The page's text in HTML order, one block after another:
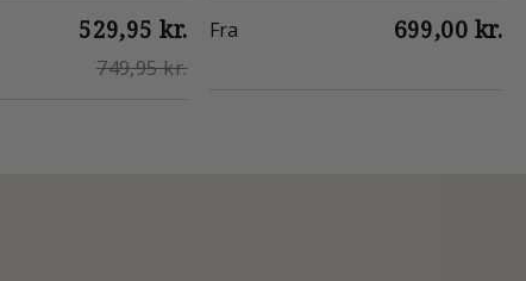
529,95 kr.
749,95 kr.
Fra 699,00 kr.